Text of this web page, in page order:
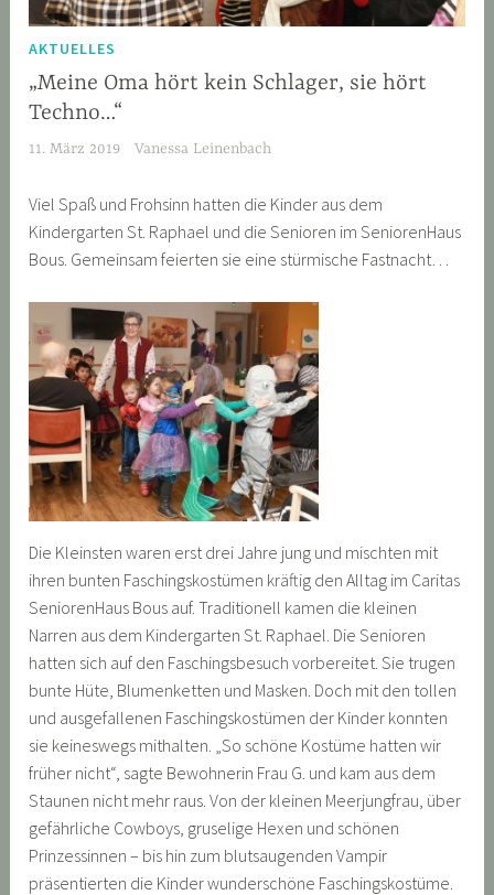
AKTUELLES
„Meine Oma hört kein Schlager, sie hört
Techno…“
11. März 2019 Vanessa Leinenbach
Viel Spaß und Frohsinn hatten die Kinder aus dem
Kindergarten St. Raphael und die Senioren im SeniorenHaus
Bous. Gemeinsam feierten sie eine stürmische Fastnacht…
Die Kleinsten waren erst drei Jahre jung und mischten mit
ihren bunten Faschingskostümen kräftig den Alltag im Caritas
SeniorenHaus Bous auf. Traditionell kamen die kleinen
Narren aus dem Kindergarten St. Raphael. Die Senioren
hatten sich auf den Faschingsbesuch vorbereitet. Sie trugen
bunte Hüte, Blumenketten und Masken. Doch mit den tollen
und ausgefallenen Faschingskostümen der Kinder konnten
sie keineswegs mithalten. „So schöne Kostüme hatten wir
früher nicht“, sagte Bewohnerin Frau G. und kam aus dem
Staunen nicht mehr raus. Von der kleinen Meerjungfrau, über
gefährliche Cowboys, gruselige Hexen und schönen
Prinzessinnen – bis hin zum blutsaugenden Vampir
präsentierten die Kinder wunderschöne Faschingskostüme.